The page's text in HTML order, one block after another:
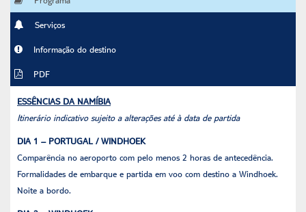
Serviços
Informação do destino
PDF
ESSÊNCIAS DA NAMÍBIA
Itinerário indicativo sujeito a alterações até à data de partida
DIA 1 – PORTUGAL / WINDHOEK
Comparência no aeroporto com pelo menos 2 horas de antecedência.
Formalidades de embarque e partida em voo com destino a Windhoek.
Noite a bordo.